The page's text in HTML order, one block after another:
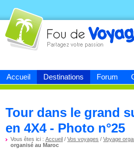
Accueil Destinations Forum
Fou devoyage
Tour dans le grand
en 4X4 - Photo n°25
Vous êtes ici :Accueil /Vos voyages /Voyage
organisé au Maroc